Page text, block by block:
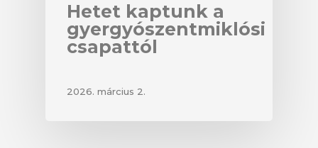
Hetet kaptunk a
gyergyószentmiklósi
csapattól
2026. március 2.